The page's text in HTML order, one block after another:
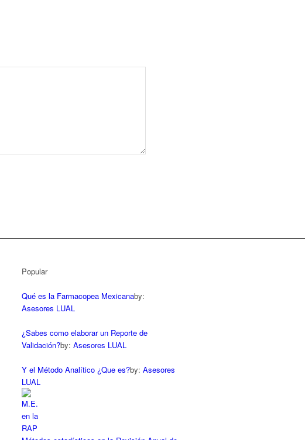
Popular
Qué es la Farmacopea Mexicanaby:
Asesores LUAL
¿Sabes como elaborar un Reporte de
Validación?by:Asesores LUAL
Y el Método Analítico ¿Que es?by:Asesores
LUAL